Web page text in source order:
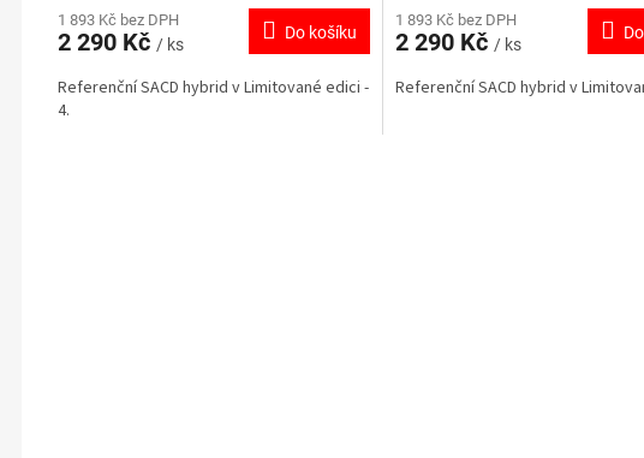
1 893 Kč bez DPH
2 290 Kč / ks
Do košíku
Referenční SACD hybrid v Limitované edici -
4.
1 893 Kč bez DPH
2 290 Kč / ks
Referenční SACD hybrid v